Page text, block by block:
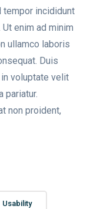
incididunt
enim ad minim
ullamco laboris
Duis
voluptate velit
pariatur.
non proident,
Usability